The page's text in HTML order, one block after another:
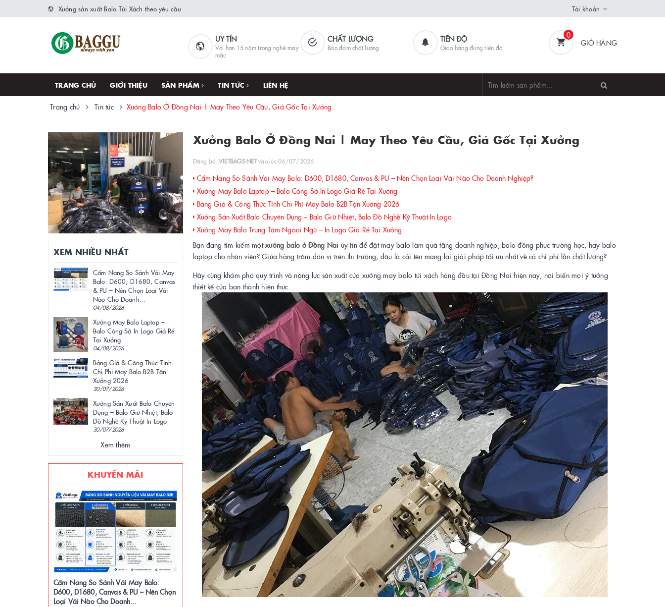
Xưởng sản xuất Balo Túi Xách theo yêu cầu Tài khoản
UY TÍN
Với hơn 15 năm trong nghề may
mặc
CHẤT LƯỢNG
Bảo đảm chất lượng
TIẾN ĐỘ
Giao hàng đúng tiến độ
0
GIỎ HÀNG
TRANG CHỦ GIỚI THIỆU SẢN PHẨM TIN TỨC LIÊN HỆ
Trang chủ Tin tức Xưởng Balo Ở Đồng Nai | May Theo Yêu Cầu, Giá Gốc Tại Xưởng
Xưởng Balo Ở Đồng Nai | May Theo Yêu Cầu, Giá Gốc Tại Xưởng
Đăng bởi VIETBAGS NETvào lúc 06/07/2026
Cẩm Nang So Sánh Vải May Balo: D600, D1680, Canvas & PU – Nên Chọn Loại Vải Nào Cho Doanh Nghiệp?
Xưởng May Balo Laptop – Balo Công Sở In Logo Giá Rẻ Tại Xưởng
Bảng Giá & Công Thức Tính Chi Phí May Balo B2B Tận Xưởng 2026
Xưởng Sản Xuất Balo Chuyên Dụng – Balo Giữ Nhiệt, Balo Đồ Nghề Kỹ Thuật In Logo
Xưởng May Balo Trung Tâm Ngoại Ngữ – In Logo Giá Rẻ Tại Xưởng
Bạn đang tìm kiếm mộtxưởng balo ở Đồng Nai uy tín để đặt may balo làm quà tặng doanh nghiệp, balo đồng phục trường học, hay balo
laptop cho nhân viên? Giữa hàng trăm đơn vị trên thị trường, đâu là cái tên mang lại giải pháp tối ưu nhất về cả chi phí lẫn chất lượng?
Hãy cùng khám phá quy trình và năng lực sản xuất của xưởng may balo túi xách hàng đầu tại Đồng Nai hiện nay, nơi biến mọi ý tưởng
thiết kế của bạn thành hiện thực.
XEM NHIỀU NHẤT
Cẩm Nang So Sánh Vải May
Balo: D600, D1680, Canvas
& PU – Nên Chọn Loại Vải
Nào Cho Doanh...
04/08/2026
Xưởng May Balo Laptop –
Balo Công Sở In Logo Giá Rẻ
Tại Xưởng
04/08/2026
Bảng Giá & Công Thức Tính
Chi Phí May Balo B2B Tận
Xưởng 2026
30/07/2026
Xưởng Sản Xuất Balo Chuyên
Dụng – Balo Giữ Nhiệt, Balo
Đồ Nghề Kỹ Thuật In Logo
30/07/2026
Xem thêm
KHUYẾN MÃI
Cẩm Nang So Sánh Vải May Balo:
D600, D1680, Canvas & PU – Nên Chọn
Loại Vải Nào Cho Doanh...